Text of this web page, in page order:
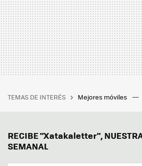
TEMAS DE INTERÉS Mejores móviles
RECIBE "Xatakaletter",
SEMANAL